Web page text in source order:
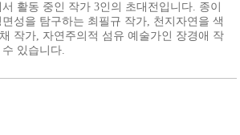
활동 중인 작가 3인의 초대전입니다. 종이
성을 탐구하는 최필규 작가, 천지자연을 색
작가, 자연주의적 섬유 예술가인 장경애 작
있습니다.